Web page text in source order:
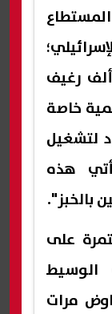
هذه المبادرة تهدف لإنتاج 25 ألف رغيف
خاصة
لتشغيل
هذه
بالخبز".
على
مرات